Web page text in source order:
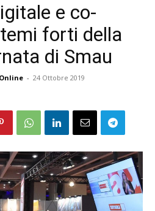
e co-
forti della
di Smau
- 24 Ottobre 2019